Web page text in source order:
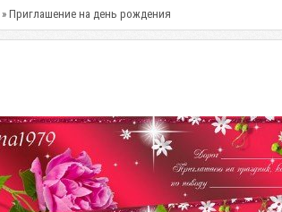
» Приглашение на день рождения